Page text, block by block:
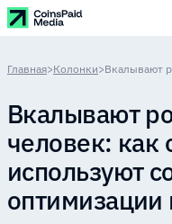
Главная>Колонки>
Вкалывают
человек:
используют
оптимизации